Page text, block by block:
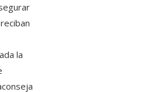
la